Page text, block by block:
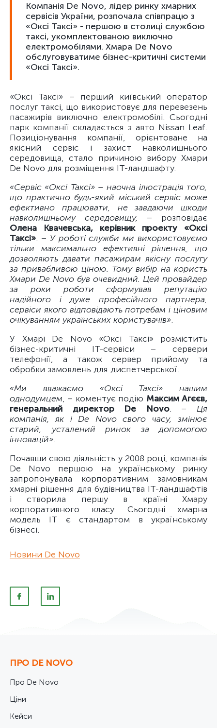
Компанія De Novo, лідер ринку хмарних
сервісів України, розпочала співпрацю з
«Оксі Таксі» - першою в столиці службою
таксі, укомплектованою виключно
електромобілями. Хмара De Novo
обслуговуватиме бізнес-критичні системи
«Оксі Таксі».
«Оксі Таксі» – перший київський оператор
послуг таксі, що використовує для перевезень
пасажирів виключно електромобілі. Сьогодні
парк компанії складається з авто Nissan Leaf.
Позиціонування компанії, орієнтоване на
якісний сервіс і захист навколишнього
середовища, стало причиною вибору Хмари
De Novo для розміщення ІТ-ландшафту.
«Сервіс «Оксі Таксі» – наочна ілюстрація того,
що практично будь-який міський сервіс може
ефективно працювати, не завдаючи шкоди
навколишньому середовищу, – розповідає
Олена Квачевська, керівник проекту «Оксі
Таксі». – У роботі служби ми використовуємо
тільки максимально ефективні рішення, що
дозволяють давати пасажирам якісну послугу
за привабливою ціною. Тому вибір на користь
Хмари De Novo був очевидний. Цей провайдер
за роки роботи сформував репутацію
надійного і дуже професійного партнера,
сервіси якого відповідають потребам і ціновим
очікуванням українських користувачів».
У Хмарі De Novo «Оксі Таксі» розмістить
бізнес-критичні ІТ-сервіси – сервери
телефонії, а також сервер прийому та
обробки замовлень для диспетчерської.
«Ми вважаємо «Оксі Таксі» нашим
однодумцем, – коментує подію Максим Агєєв,
генеральний директор De Novo. – Ця
компанія, як і De Novo свого часу, змінює
старий, усталений ринок за допомогою
інновацій».
Почавши свою діяльність у 2008 році, компанія
De Novo першою на українському ринку
запропонувала корпоративним замовникам
хмарні рішення для будівництва ІТ-ландшафтів
і створила першу в країні Хмару
корпоративного класу. Сьогодні хмарна
модель ІТ є стандартом в українському
бізнесі.
Новини De Novo
ПРО DE NOVO
Про De Novo
Ціни
Кейси